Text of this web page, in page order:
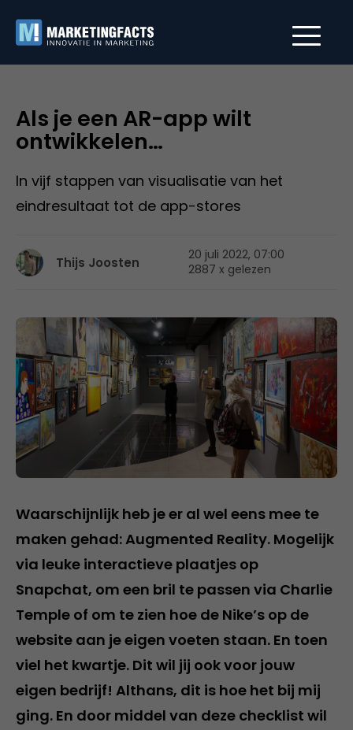
Als je een AR-app wilt
ontwikkelen…
In vijf stappen van visualisatie van het
eindresultaat tot de app-stores
Thijs Joosten
20 juli 2022, 07:00
2887 x gelezen
Waarschijnlijk heb je er al wel eens mee te
maken gehad: Augmented Reality. Mogelijk
via leuke interactieve plaatjes op
Snapchat, om een bril te passen via Charlie
Temple of om te zien hoe de Nike’s op de
website aan je eigen voeten staan. En toen
viel het kwartje. Dit wil jij ook voor jouw
eigen bedrijf! Althans, dit is hoe het bij mij
ging. En door middel van deze checklist wil